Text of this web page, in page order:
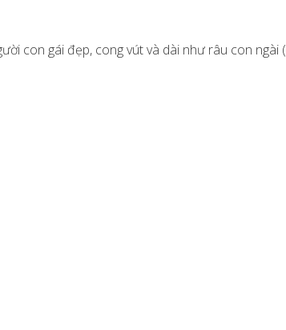
con gái đẹp, cong vút và dài như râu con ngài (